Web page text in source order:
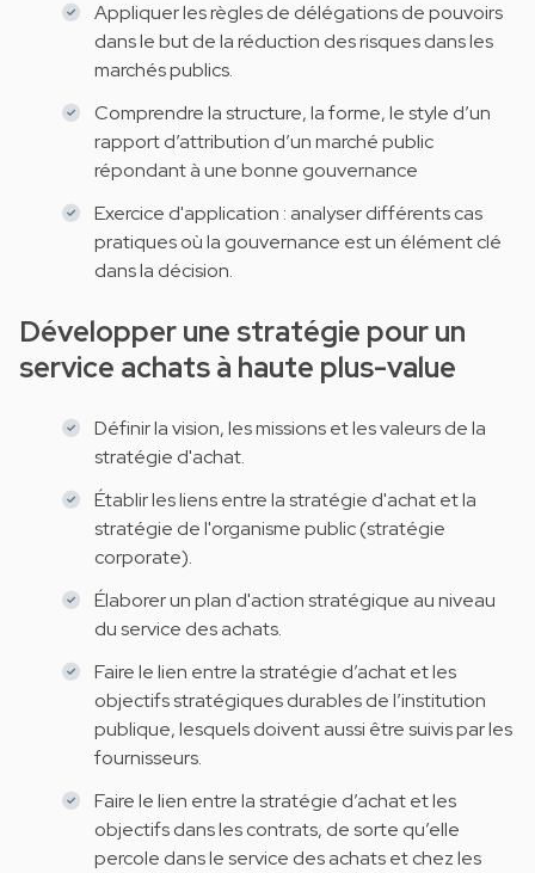
Appliquer les règles de délégations de pouvoirs
dans le but de la réduction des risques dans les
marchés publics.
Comprendre la structure, la forme, le style d’un
rapport d’attribution d’un marché public
répondant à une bonne gouvernance
Exercice d'application : analyser différents cas
pratiques où la gouvernance est un élément clé
dans la décision.
Développer une stratégie pour un
service achats à haute plus-value
Définir la vision, les missions et les valeurs de la
stratégie d'achat.
Établir les liens entre la stratégie d'achat et la
stratégie de l'organisme public (stratégie
corporate).
Élaborer un plan d'action stratégique au niveau
du service des achats.
Faire le lien entre la stratégie d’achat et les
objectifs stratégiques durables de l’institution
publique, lesquels doivent aussi être suivis par les
fournisseurs.
Faire le lien entre la stratégie d’achat et les
objectifs dans les contrats, de sorte qu’elle
percole dans le service des achats et chez les